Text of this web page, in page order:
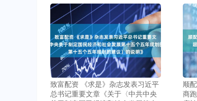
致富配资 《求是》杂志发表习近平
总书记重要文章《关于〈中共中央
顺
商